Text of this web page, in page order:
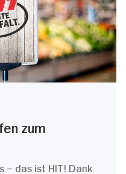
zum
– das ist HIT! Dank